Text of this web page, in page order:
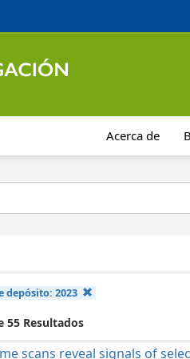
Acerca de
depósito: 2023
55 Resultados
scans reveal signals of